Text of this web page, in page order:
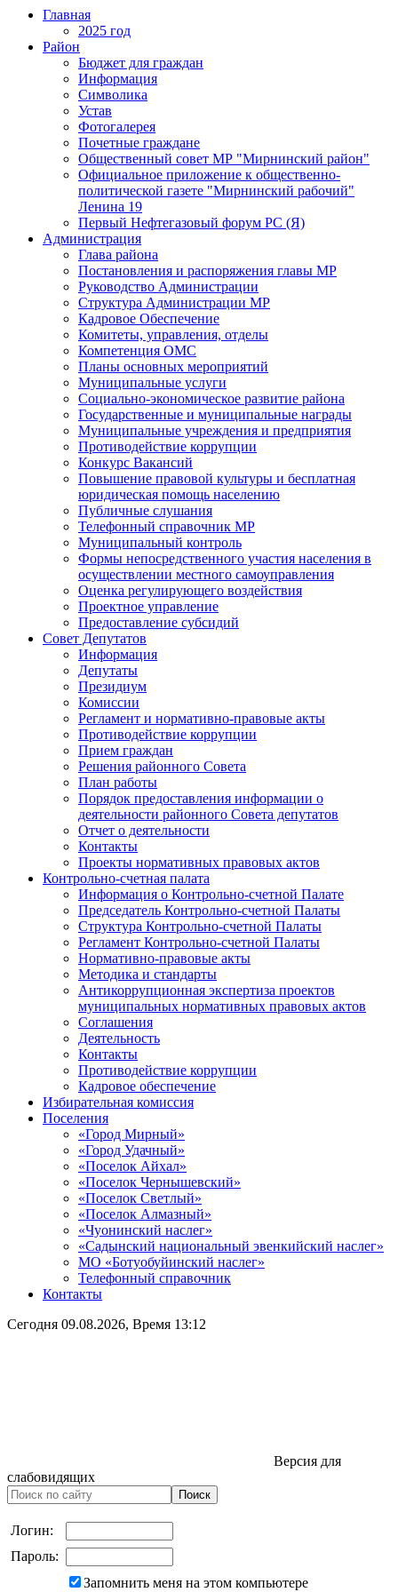
Главная
2025 год
Район
Бюджет для граждан
Информация
Символика
Устав
Фотогалерея
Почетные граждане
Общественный совет МР "Мирнинский район"
Официальное приложение к общественно-
политической газете "Мирнинский рабочий"
Ленина 19
Первый Нефтегазовый форум РС (Я)
Администрация
Глава района
Постановления и распоряжения главы МР
Руководство Администрации
Структура Администрации МР
Кадровое Обеспечение
Комитеты, управления, отделы
Компетенция ОМС
Планы основных мероприятий
Муниципальные услуги
Социально-экономическое развитие района
Государственные и муниципальные награды
Муниципальные учреждения и предприятия
Противодействие коррупции
Конкурс Вакансий
Повышение правовой культуры и бесплатная
юридическая помощь населению
Публичные слушания
Телефонный справочник МР
Муниципальный контроль
Формы непосредственного участия населения в
осуществлении местного самоуправления
Оценка регулирующего воздействия
Проектное управление
Предоставление субсидий
Совет Депутатов
Информация
Депутаты
Президиум
Комиссии
Регламент и нормативно-правовые акты
Противодействие коррупции
Прием граждан
Решения районного Совета
План работы
Порядок предоставления информации о
деятельности районного Совета депутатов
Отчет о деятельности
Контакты
Проекты нормативных правовых актов
Контрольно-счетная палата
Информация о Контрольно-счетной Палате
Председатель Контрольно-счетной Палаты
Структура Контрольно-счетной Палаты
Регламент Контрольно-счетной Палаты
Нормативно-правовые акты
Методика и стандарты
Антикоррупционная экспертиза проектов
муниципальных нормативных правовых актов
Соглашения
Деятельность
Контакты
Противодействие коррупции
Кадровое обеспечение
Избирательная комиссия
Поселения
«Город Мирный»
«Город Удачный»
«Поселок Айхал»
«Поселок Чернышевский»
«Поселок Светлый»
«Поселок Алмазный»
«Чуонинский наслег»
«Садынский национальный эвенкийский наслег»
МО «Ботуобуйинский наслег»
Телефонный справочник
Контакты
Сегодня 09.08.2026, Время 13:12
Версия для
слабовидящих
Логин:
Пароль:
Запомнить меня на этом компьютере